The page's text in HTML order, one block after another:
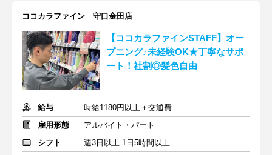
ココカラファイン 守口金田店
【ココカラファインSTAFF】オー
プニング♪未経験OK★丁寧なサポ
ート！社割◎髪色自由
給与
時給1180円以上＋交通費
雇用形態
アルバイト・パート
シフト
週3日以上 1日5時間以上